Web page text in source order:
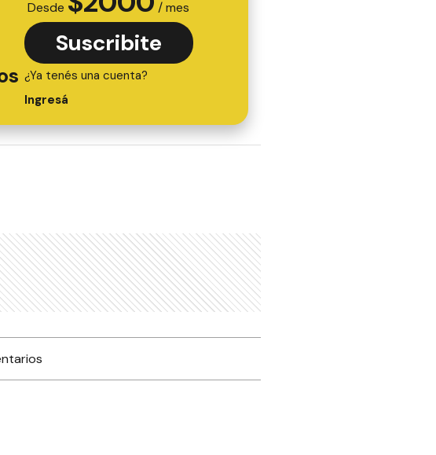
Desde / mes
Suscribite
¿Ya tenés una cuenta?
Ingresá